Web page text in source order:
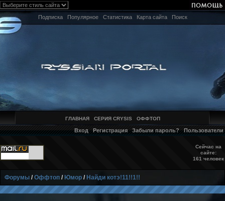
Подписка Популярное Статистика Карта сайта Поиск
ГЛАВНАЯ СЕРИЯ CRYSIS ОФФТОП
Вход Регистрация Забыли пароль? Пользователи
Сейчас на
сайте:
161 человек
Форумы /Оффтоп / Юмор / Найди котэ!11!!1!!